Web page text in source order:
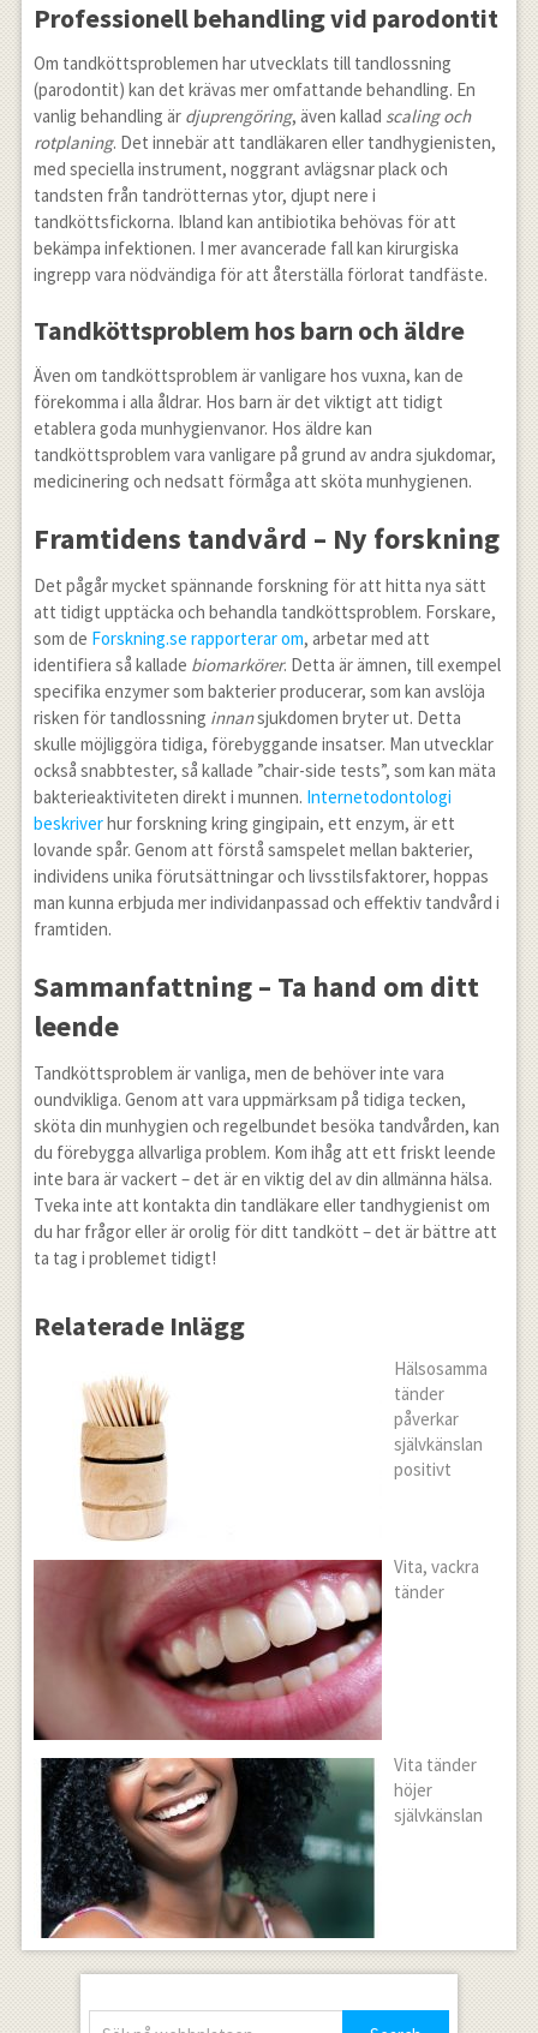
Professionell behandling vid parodontit
Om tandköttsproblemen har utvecklats till tandlossning
(parodontit) kan det krävas mer omfattande behandling. En
vanlig behandling är djuprengöring, även kallad scaling och
rotplaning. Det innebär att tandläkaren eller tandhygienisten,
med speciella instrument, noggrant avlägsnar plack och
tandsten från tandrötternas ytor, djupt nere i
tandköttsfickorna. Ibland kan antibiotika behövas för att
bekämpa infektionen. I mer avancerade fall kan kirurgiska
ingrepp vara nödvändiga för att återställa förlorat tandfäste.
Tandköttsproblem hos barn och äldre
Även om tandköttsproblem är vanligare hos vuxna, kan de
förekomma i alla åldrar. Hos barn är det viktigt att tidigt
etablera goda munhygienvanor. Hos äldre kan
tandköttsproblem vara vanligare på grund av andra sjukdomar,
medicinering och nedsatt förmåga att sköta munhygienen.
Framtidens tandvård – Ny forskning
Det pågår mycket spännande forskning för att hitta nya sätt
att tidigt upptäcka och behandla tandköttsproblem. Forskare,
som de Forskning.se rapporterar om, arbetar med att
identifiera så kallade biomarkörer. Detta är ämnen, till exempel
specifika enzymer som bakterier producerar, som kan avslöja
risken för tandlossning innansjukdomen bryter ut. Detta
skulle möjliggöra tidiga, förebyggande insatser. Man utvecklar
också snabbtester, så kallade ”chair-side tests”, som kan mäta
bakterieaktiviteten direkt i munnen. Internetodontologi
beskriverhur forskning kring gingipain, ett enzym, är ett
lovande spår. Genom att förstå samspelet mellan bakterier,
individens unika förutsättningar och livsstilsfaktorer, hoppas
man kunna erbjuda mer individanpassad och effektiv tandvård i
framtiden.
Sammanfattning – Ta hand om ditt
leende
Tandköttsproblem är vanliga, men de behöver inte vara
oundvikliga. Genom att vara uppmärksam på tidiga tecken,
sköta din munhygien och regelbundet besöka tandvården, kan
du förebygga allvarliga problem. Kom ihåg att ett friskt leende
inte bara är vackert – det är en viktig del av din allmänna hälsa.
Tveka inte att kontakta din tandläkare eller tandhygienist om
du har frågor eller är orolig för ditt tandkött – det är bättre att
ta tag i problemet tidigt!
Relaterade Inlägg
Hälsosamma
tänder
påverkar
självkänslan
positivt
Vita, vackra
tänder
Vita tänder
höjer
självkänslan